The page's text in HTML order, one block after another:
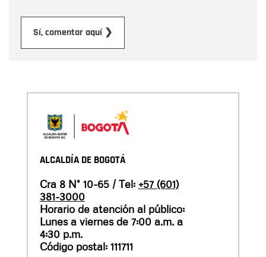
Sí, comentar aquí ❯
ALCALDÍA DE BOGOTÁ
Cra 8 N° 10-65 / Tel: +57 (601)
381-3000
Horario de atención al público:
Lunes a viernes de 7:00 a.m. a
4:30 p.m.
Código postal: 111711